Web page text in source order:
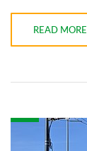
READ MORE